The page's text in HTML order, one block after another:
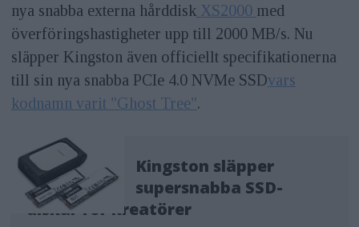
nya snabba externa hårddiskXS2000 med
överföringshastigheter upp till 2000 MB/s. Nu
släpper Kingston även officiellt specifikationerna
till sin nya snabba PCIe 4.0 NVMe SSDvars
kodnamn varit "Ghost Tree".
Kingston släpper
supersnabba SSD-
diskar för kreatörer